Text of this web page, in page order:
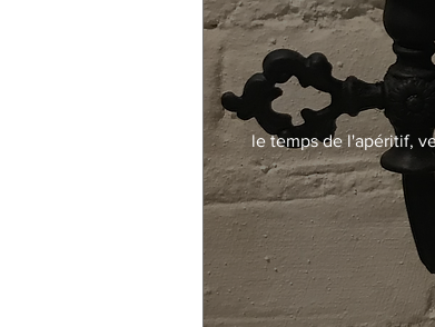
le temps de l'apéritif,